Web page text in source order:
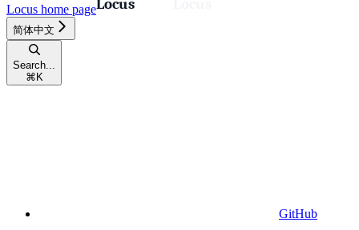
Locus home page
简体中文
Search...
⌘ K
GitHub